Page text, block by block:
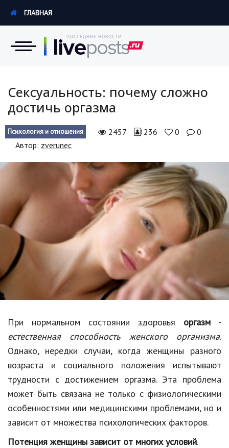
Экономика
Происшествия
Наука и техника
Политика
Образование
В мире
Культура
Авто, мото
Спорт
Знаменитости
Статьи
Обзоры
Рецепты
Красота и здоровье
ГЛАВНАЯ
Сексуальность: почему сложно
достичь оргазма
Психология и отношения 2457 236 0
0
Автор: zverunec
При нормальном состоянии здоровья оргазм -
естественная способность женского организма.
Однако, нередки случаи, когда женщины разного
возраста и социального положения испытывают
трудности с достижением оргазма. Эта проблема
может быть связана не только с физиологическими
особенностями или медицинскими проблемами, но и
зависит от множества психологических факторов.
Потенция женщины зависит от многих условий.